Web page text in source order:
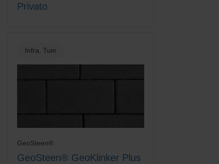
Privato
Infra, Tuin
GeoSteen®
GeoSteen® GeoKlinker Plus